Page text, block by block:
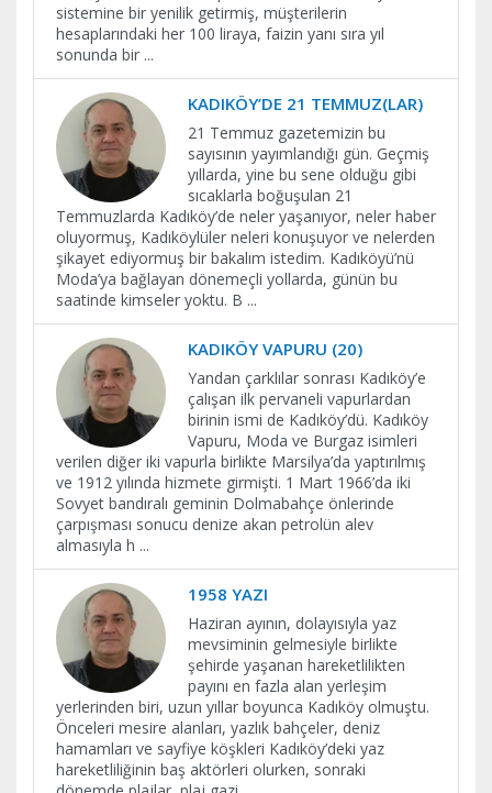
sistemine bir yenilik getirmiş, müşterilerin
hesaplarındaki her 100 liraya, faizin yanı sıra yıl
sonunda bir ...
KADIKÖY’DE 21 TEMMUZ(LAR)
21 Temmuz gazetemizin bu
sayısının yayımlandığı gün. Geçmiş
yıllarda, yine bu sene olduğu gibi
sıcaklarla boğuşulan 21
Temmuzlarda Kadıköy’de neler yaşanıyor, neler haber
oluyormuş, Kadıköylüler neleri konuşuyor ve nelerden
şikayet ediyormuş bir bakalım istedim. Kadıköyü’nü
Moda’ya bağlayan dönemeçli yollarda, günün bu
saatinde kimseler yoktu. B ...
KADIKÖY VAPURU (20)
Yandan çarklılar sonrası Kadıköy’e
çalışan ilk pervaneli vapurlardan
birinin ismi de Kadıköy’dü. Kadıköy
Vapuru, Moda ve Burgaz isimleri
verilen diğer iki vapurla birlikte Marsilya’da yaptırılmış
ve 1912 yılında hizmete girmişti. 1 Mart 1966’da iki
Sovyet bandıralı geminin Dolmabahçe önlerinde
çarpışması sonucu denize akan petrolün alev
almasıyla h ...
1958 YAZI
Haziran ayının, dolayısıyla yaz
mevsiminin gelmesiyle birlikte
şehirde yaşanan hareketlilikten
payını en fazla alan yerleşim
yerlerinden biri, uzun yıllar boyunca Kadıköy olmuştu.
Önceleri mesire alanları, yazlık bahçeler, deniz
hamamları ve sayfiye köşkleri Kadıköy’deki yaz
hareketliliğinin baş aktörleri olurken, sonraki